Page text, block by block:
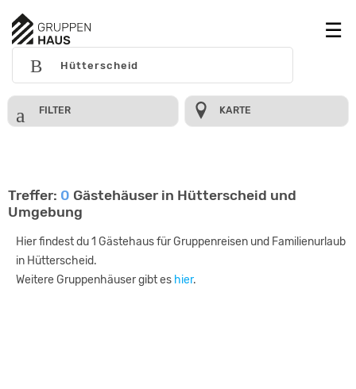
FILTER KARTE
Treffer: 0 Gästehäuser in Hütterscheid und
Umgebung
Hier findest du 1 Gästehaus für Gruppenreisen und Familienurlaub
in Hütterscheid.
Weitere Gruppenhäuser gibt es hier.